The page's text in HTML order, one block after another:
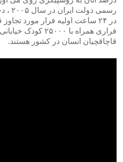
در ۲۴ ساعت اولیه فرار مورد
فراری همراه با
قاچاقچیان انسان در کشور هستند.